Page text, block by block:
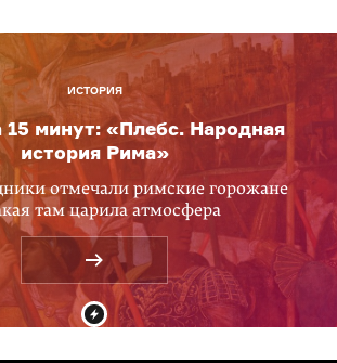
ИСТОРИЯ
15 минут: «Плебс. Народная
история Рима»
отмечали римские горожане
там царила атмосфера